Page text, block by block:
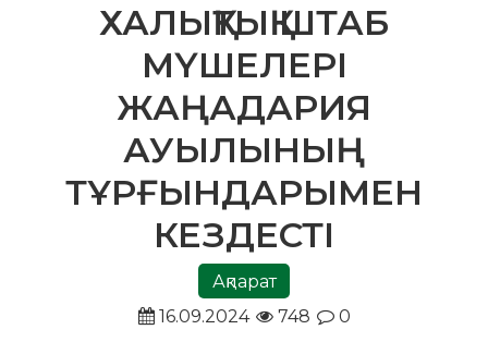
ХАЛЫҚТЫҚ ШТАБ
МҮШЕЛЕРІ
ЖАҢАДАРИЯ
АУЫЛЫНЫҢ
ТҰРҒЫНДАРЫМЕН
КЕЗДЕСТІ
Ақпарат
16.09.2024
748 0